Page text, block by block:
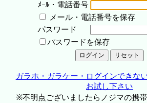
ﾒｰﾙ・電話番号
メール・電話番号を保存
パスワード
パスワードを保存
ガラホ・ガラケー・ログインできな
お試し下さい
※不明点ございましたらノジマの携